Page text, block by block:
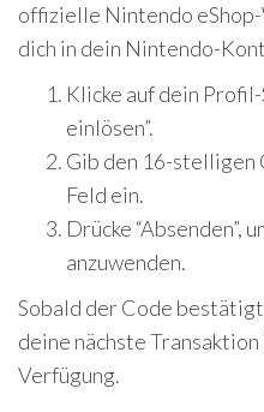
offizielle Nintendo
dich in dein Nintendo-
Klicke auf dein
einlösen”.
Gib den 16-stelligen
Feld ein.
Drücke “Absenden”,
anzuwenden.
Sobald der Code
deine nächste
Verfügung.